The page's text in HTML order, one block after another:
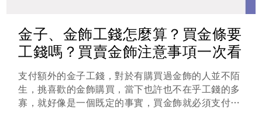
金子、金飾工錢怎麼算？買金條要
工錢嗎？買賣金飾注意事項一次看
支付額外的金子工錢，對於有購買過金飾的人並不陌
生，挑喜歡的金飾購買，當下也許也不在乎工錢的多
寡，就好像是一個既定的事實，買金飾就必須支付金